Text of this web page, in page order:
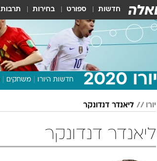
חדשות ספורט בחירות תרבות
יורו 2020 חדשות היורו משחקים
יורו ליאנדר דנדונקר
ליאנדר דנדונקר